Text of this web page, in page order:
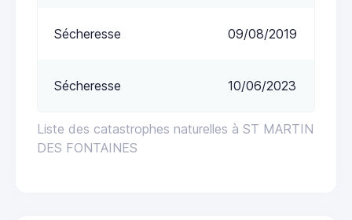
Liste des catastrophes naturelles à ST MARTIN
DES FONTAINES
Sécheresse 09/08/2019
Sécheresse 10/06/2023